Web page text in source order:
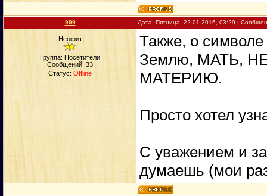
999 Дата: Пятница, 22.01.2016, 03:29 |
Неофит
Группа: Посетители
Сообщений: 33
Статус: Offline
Также, о
Землю, МАТЬ,
МАТЕРИЮ.
Просто хотел
С уважением и
думаешь (мои